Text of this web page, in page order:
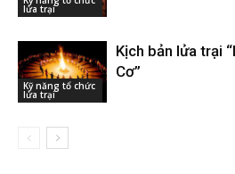
lửa trại
Kỹ năng tổ chức
lửa trại
Kịch bản lửa trại
Cơ”